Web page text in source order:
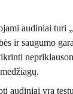
audiniai turi
ir saugumo
audiniai yra